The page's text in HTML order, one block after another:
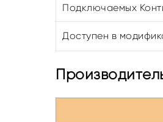
Подключаемых
Доступен в